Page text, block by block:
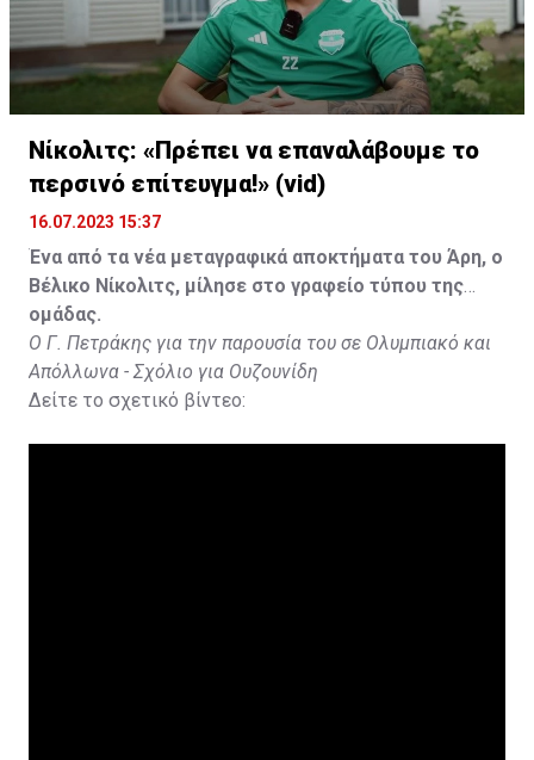
Νίκολιτς: «Πρέπει να επαναλάβουμε το
περσινό επίτευγμα!» (vid)
16.07.2023 15:37
Ένα από τα νέα μεταγραφικά αποκτήματα του Άρη, ο
Βέλικο Νίκολιτς, μίλησε στο γραφείο τύπου της
ομάδας.
Ο Γ. Πετράκης για την παρουσία του σε Ολυμπιακό και
Απόλλωνα - Σχόλιο για Ουζουνίδη
Δείτε το σχετικό βίντεο: